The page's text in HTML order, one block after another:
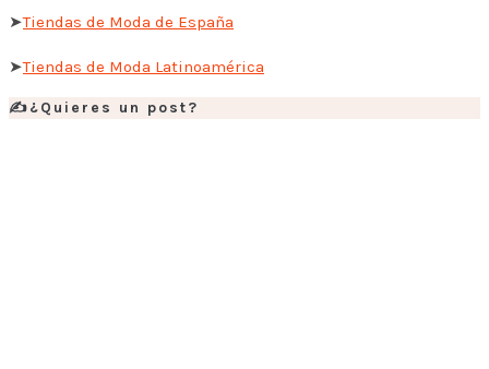
➤Tiendas de Moda de España
➤Tiendas de Moda Latinoamérica
✍️¿Quieres un post?